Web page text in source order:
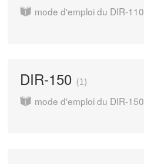
mode d'emploi du DIR-110
DIR-150 1
mode d'emploi du DIR-150